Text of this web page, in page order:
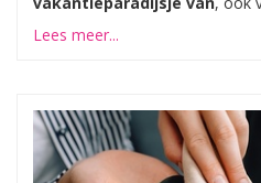
Lees meer...